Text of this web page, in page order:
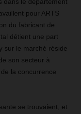
pour ARTS
du fabricant de
détient une part
sur le marché réside
son secteur à
la concurrence
se trouvaient, et